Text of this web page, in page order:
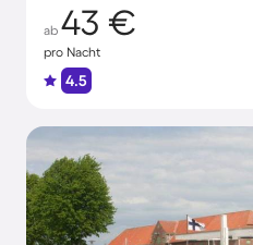
ab 43 €
pro Nacht
4.5